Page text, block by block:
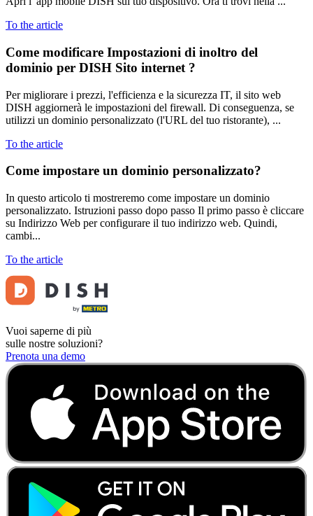
To the article
Come modificare Impostazioni di inoltro del
dominio per DISH Sito internet ?
Per migliorare i prezzi, l'efficienza e la sicurezza IT, il sito web
DISH aggiornerà le impostazioni del firewall. Di conseguenza, se
utilizzi un dominio personalizzato (l'URL del tuo ristorante), ...
To the article
Come impostare un dominio personalizzato?
In questo articolo ti mostreremo come impostare un dominio
personalizzato. Istruzioni passo dopo passo Il primo passo è cliccare
su Indirizzo Web per configurare il tuo indirizzo web. Quindi,
cambi...
To the article
Vuoi saperne di più
sulle nostre soluzioni?
Prenota una demo